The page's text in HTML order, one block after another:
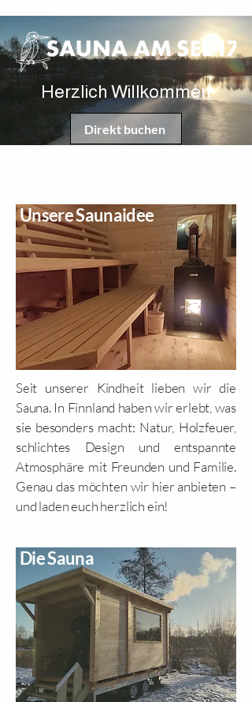
Herzlich Willkommen
Direkt buchen
Unsere Saunaidee
Seit unserer Kindheit lieben wir die
Sauna. In Finnland haben wir erlebt, was
sie besonders macht: Natur, Holzfeuer,
schlichtes Design und entspannte
Atmosphäre mit Freunden und Familie.
Genau das möchten wir hier anbieten –
und laden euch herzlich ein!
Die Sauna